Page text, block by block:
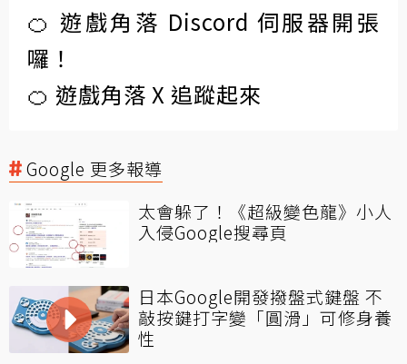
🍊 遊戲角落 Discord 伺服器開張
囉！
🍊 遊戲角落 X 追蹤起來
Google 更多報導
太會躲了！《超級變色龍》小人
入侵Google搜尋頁
日本Google開發撥盤式鍵盤 不
敲按鍵打字變「圓滑」可修身養
性